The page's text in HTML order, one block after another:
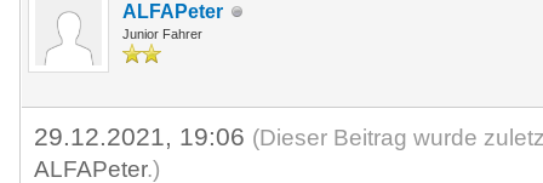
ALFAPeter
Junior Fahrer
29.12.2021, 19:06 (Dieser Beitrag wurde
ALFAPeter.)